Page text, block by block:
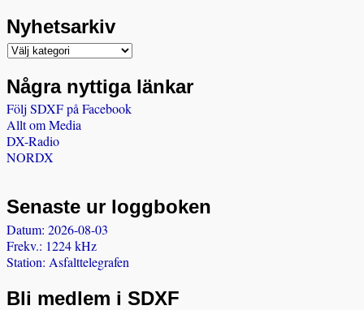
Nyhetsarkiv
Några nyttiga länkar
Följ SDXF på Facebook
Allt om Media
DX-Radio
NORDX
Senaste ur loggboken
Datum: 2026-08-03
Frekv.: 1224 kHz
Station: Asfalttelegrafen
Bli medlem i SDXF